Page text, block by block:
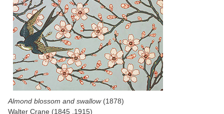
Almond blossom and swallow(1878)
Walter Crane (1845 ,1915)